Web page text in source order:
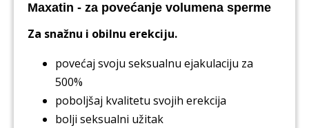
Maxatin - za povećanje volumena sperme
Za snažnu i obilnu erekciju.
povećaj svoju seksualnu ejakulaciju za
500%
poboljšaj kvalitetu svojih erekcija
bolji seksualni užitak